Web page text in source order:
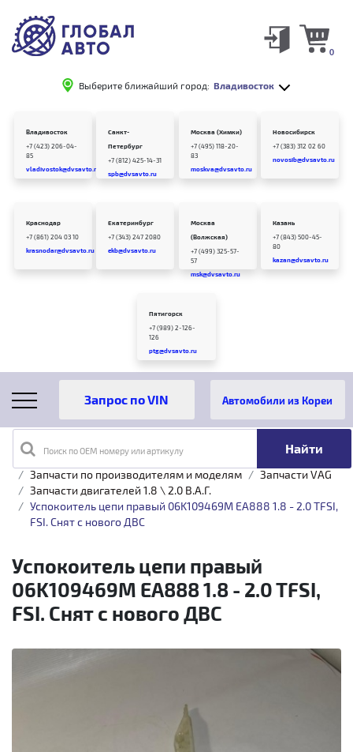
Выберите ближайший город: Владивосток
0
Владивосток
+7 (423) 206-04-
85
vladivostok@dvsavto.ru
Санкт-
Петербург
+7 (812) 425-14-31
spb@dvsavto.ru
Москва (Химки)
+7 (495) 118-20-
83
moskva@dvsavto.ru
Новосибирск
+7 (383) 312 02 60
novosib@dvsavto.ru
Краснодар
+7 (861) 204 03 10
krasnodar@dvsavto.ru
Екатеринбург
+7 (343) 247 2080
ekb@dvsavto.ru
Москва
(Волжская)
+7 (499) 325-57-
57
msk@dvsavto.ru
Казань
+7 (843) 500-45-
80
kazan@dvsavto.ru
Пятигорск
+7 (989) 2-126-
126
ptg@dvsavto.ru
Поиск по OEM номеру или артикулу
Автомобили из Кореи
Главная
Каталог товаров
Запчасти по производителям и моделям
Запчасти VAG
Запчасти двигателей 1.8 \ 2.0 B.A.Г.
Успокоитель цепи правый 06K109469M EA888 1.8 - 2.0 TFSI,
FSI. Снят с нового ДВС
Успокоитель цепи правый
06K109469M EA888 1.8 - 2.0 TFSI,
FSI. Снят с нового ДВС